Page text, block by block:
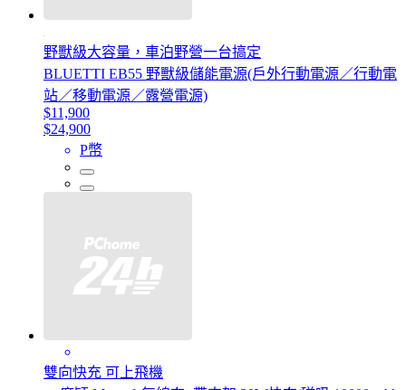
野獸級大容量，車泊野營一台搞定
BLUETTI EB55 野獸級儲能電源(戶外行動電源／行動電
站／移動電源／露營電源)
$11,900
$24,900
P幣
雙向快充 可上飛機